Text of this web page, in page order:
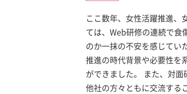
ここ数年、女性活躍推進
ては、Web研修の連続で食
のか一抹の不安を感じてい
推進の時代背景や必要性を
ができました。 また、対
他社の方々ともに交流する